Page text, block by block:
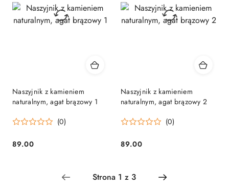
Naszyjnik z kamieniem
naturalnym, agat brązowy 1
(0)
Cena:
89.00
Naszyjnik z kamieniem
naturalnym, agat brązowy 2
(0)
Cena:
89.00